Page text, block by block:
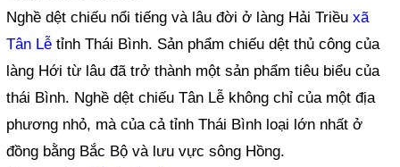
Nghề dệt chiếu nổi tiếng và lâu đời ở làng Hải Triềuxã
Tân Lễ tỉnh Thái Bình. Sản phẩm chiếu dệt thủ công của
làng Hới từ lâu đã trở thành một sản phẩm tiêu biểu của
thái Bình. Nghề dệt chiếu Tân Lễ không chỉ của một địa
phương nhỏ, mà của cả tỉnh Thái Bình loại lớn nhất ở
đồng bằng Bắc Bộ và lưu vực sông Hồng.